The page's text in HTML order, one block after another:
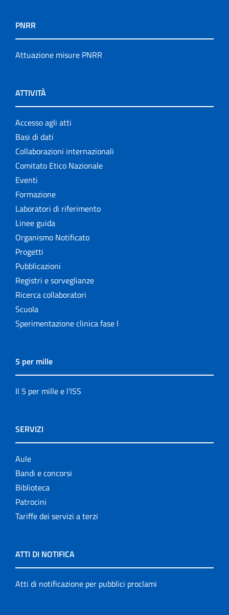
PNRR
Attuazione misure PNRR
ATTIVITÀ
Accesso agli atti
Basi di dati
Collaborazioni internazionali
Comitato Etico Nazionale
Eventi
Formazione
Laboratori di riferimento
Linee guida
Organismo Notificato
Progetti
Pubblicazioni
Registri e sorveglianze
Ricerca collaboratori
Scuola
Sperimentazione clinica fase I
5 per mille
Il 5 per mille e l'ISS
SERVIZI
Aule
Bandi e concorsi
Biblioteca
Patrocini
Tariffe dei servizi a terzi
ATTI DI NOTIFICA
Atti di notificazione per pubblici proclami